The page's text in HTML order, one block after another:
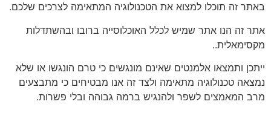
באתר זה תוכלו למצוא את הטכנולוגיה המתאימה לצרכים שלכם.
אתר זה הנו אתר שמיש לכלל האוכלוסייה ברובו ובהשתדלות
מקסימאלית..
ייתכן ותמצאו אלמנטים שאינם מונגשים כי טרם הונגשו או שלא
נמצאה טכנולוגיה מתאימה ולצד זה אנו מבטיחים כי מתבצעים
מרב המאמצים לשפר ולהנגיש ברמה גבוהה ובלי פשרות.